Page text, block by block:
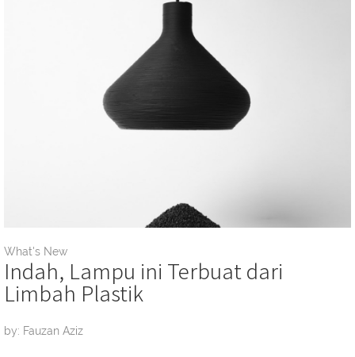
What's New
Indah, Lampu ini Terbuat dari
Limbah Plastik
by: Fauzan Aziz